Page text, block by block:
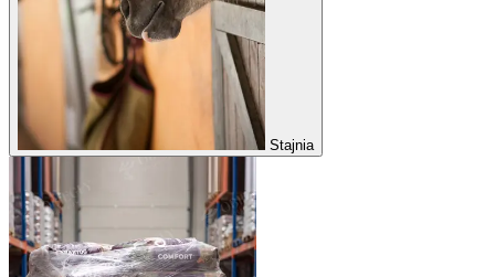
Stajnia